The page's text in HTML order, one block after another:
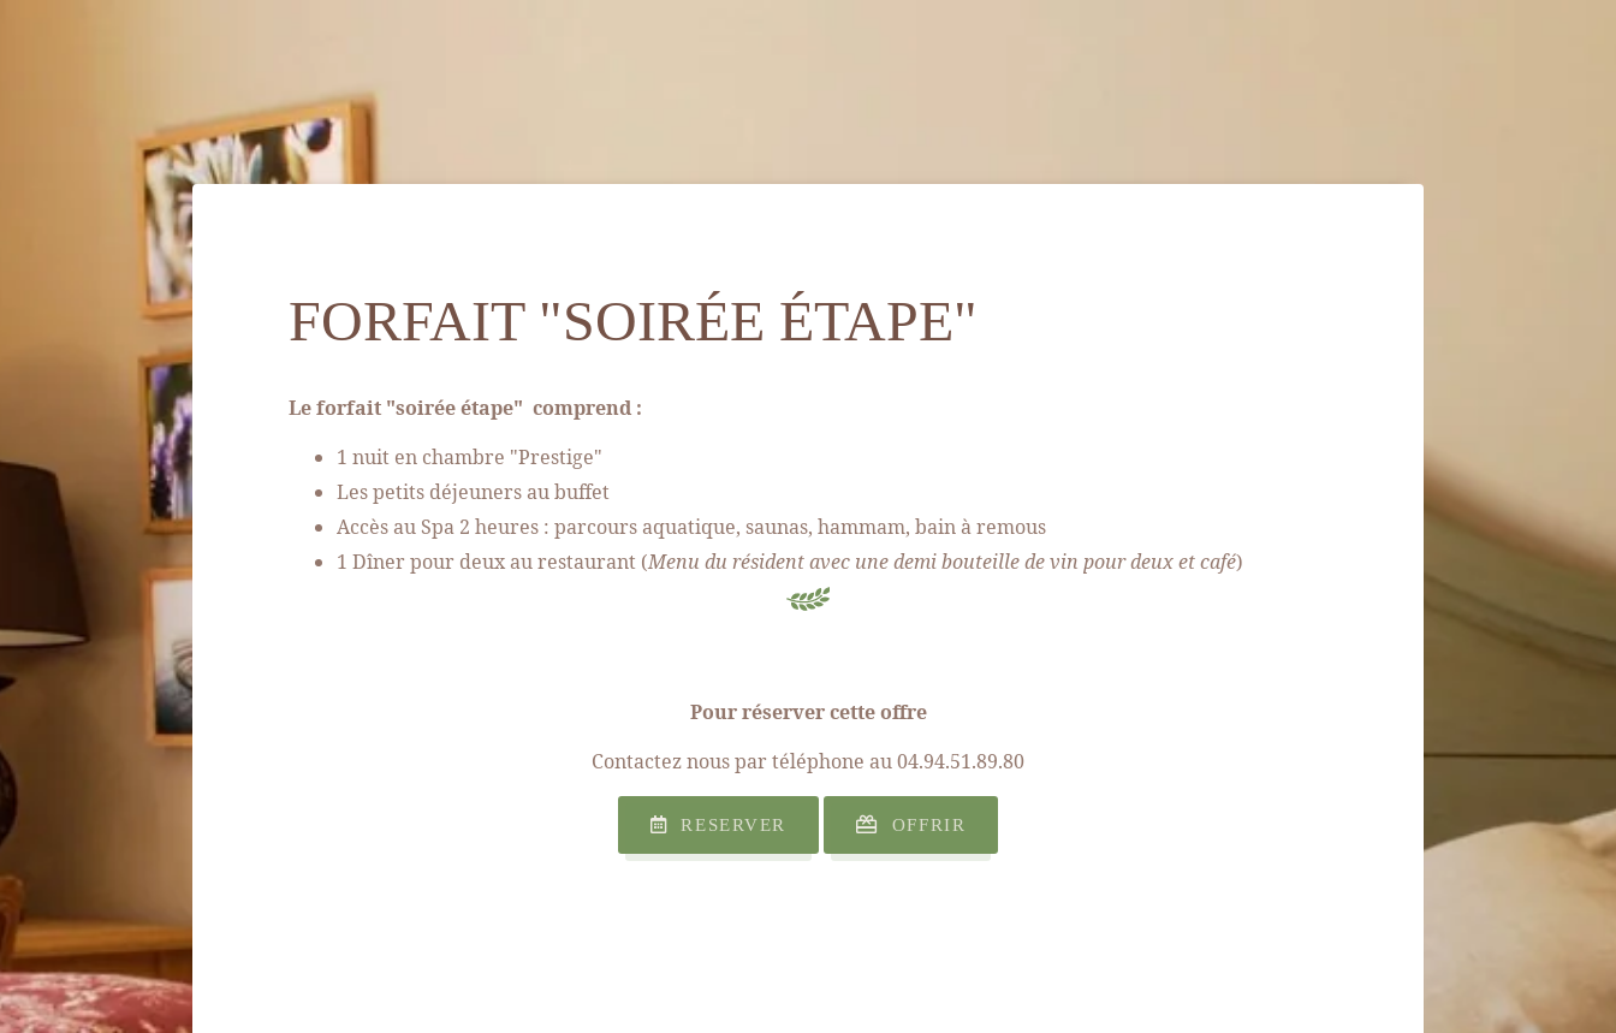
FORFAIT "SOIRÉE ÉTAPE"
Le forfait "soirée étape" comprend :
1 nuit en chambre "Prestige"
Les petits déjeuners au buffet
Accès au Spa 2 heures : parcours aquatique, saunas, hammam, bain à remous
1 Dîner pour deux au restaurant (Menu du résident avec une demi bouteille de vin pour deux et café)
Pour réserver cette offre
Contactez nous par téléphone au 04.94.51.89.80
RESERVER OFFRIR
HÉBERGEMENT
SPA & BIEN-ÊTRE
SPORT & LOISIRS
RESTAURANT
SÉMINAIRES